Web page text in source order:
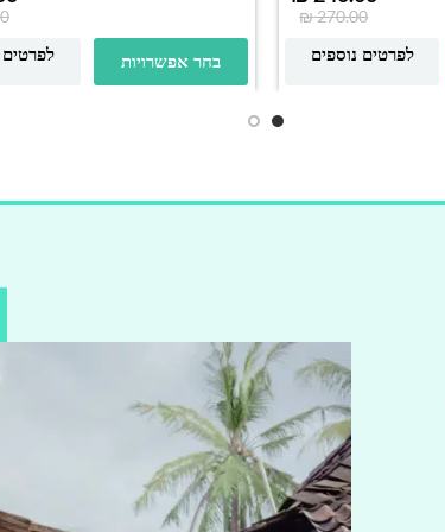
₪270.00
לפרטים נוספים בחר אפשרויות לפרטים